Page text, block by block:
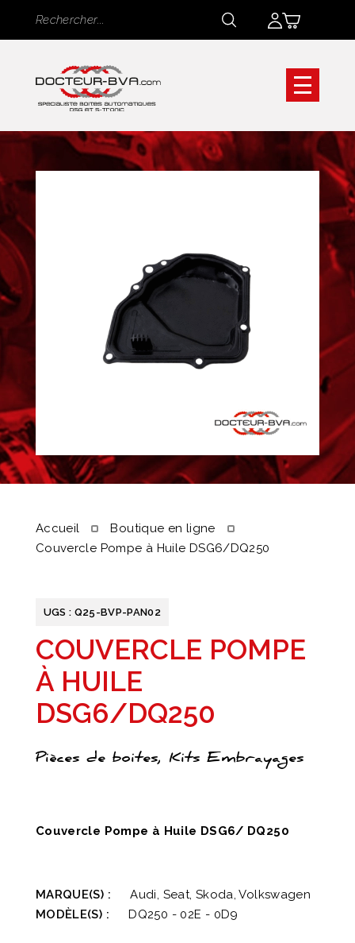
Rechercher
Rechercher
Accueil
Boutique en ligne
Couvercle Pompe à Huile DSG6/DQ250
UGS : Q25-BVP-PAN02
COUVERCLE POMPE
À HUILE
DSG6/DQ250
Pièces de boites, Kits Embrayages
Couvercle Pompe à Huile DSG6/ DQ250
MARQUE(S) :
Audi, Seat, Skoda, Volkswagen
MODÈLE(S) :
DQ250 - 02E - 0D9